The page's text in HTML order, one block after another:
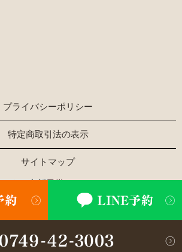
プライバシーポリシー
特定商取引法の表示
サイトマップ
・イラストなどの無断複写・転載を禁じ